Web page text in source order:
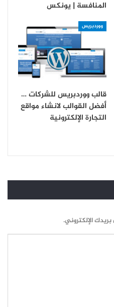
المنافسة | يونكس
ووردبريس
قالب ووردبريس للشركات …
أفضل القوالب لانشاء مواقع
التجارة الإلكترونية
الإلكتروني.